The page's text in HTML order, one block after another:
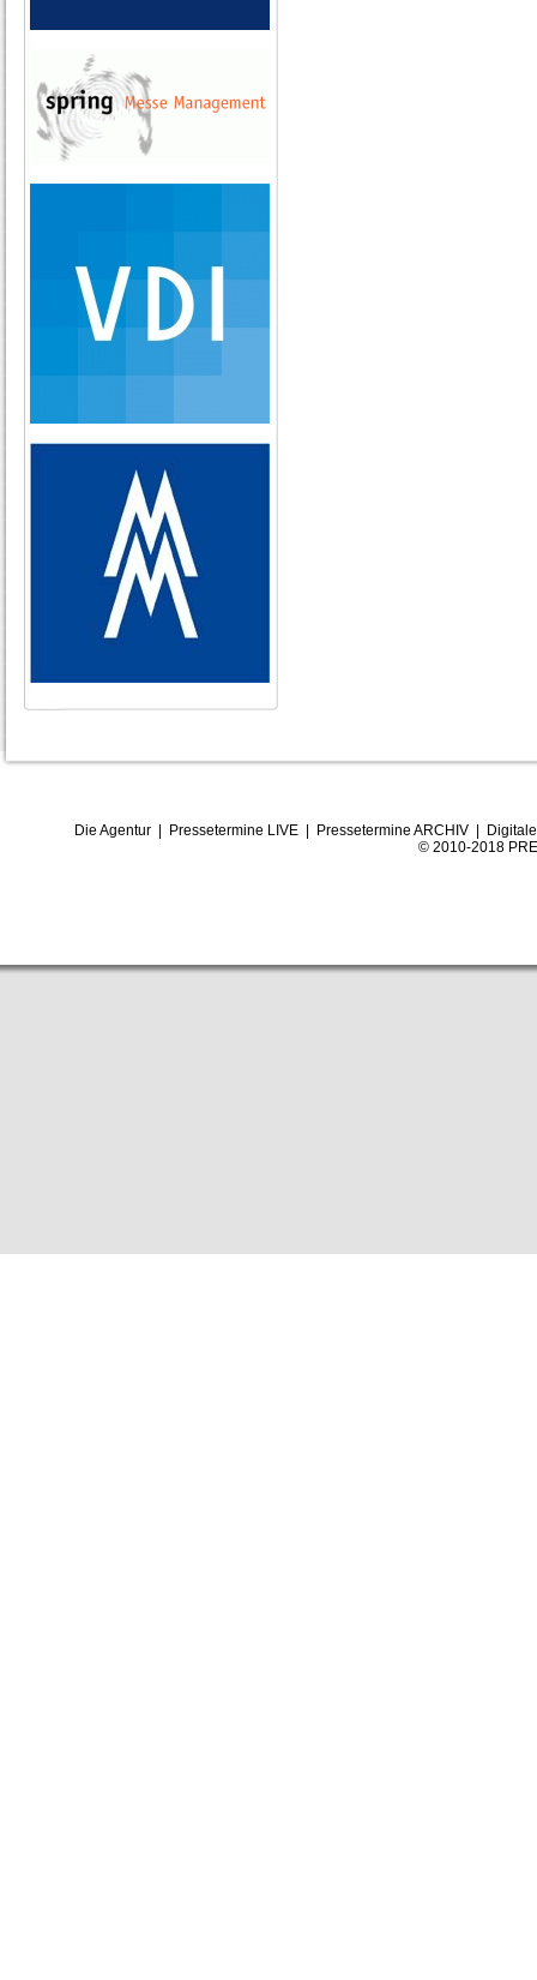
Die Agentur| Pressetermine LIVE| Pressetermine ARCHIV|
© 2010-2018